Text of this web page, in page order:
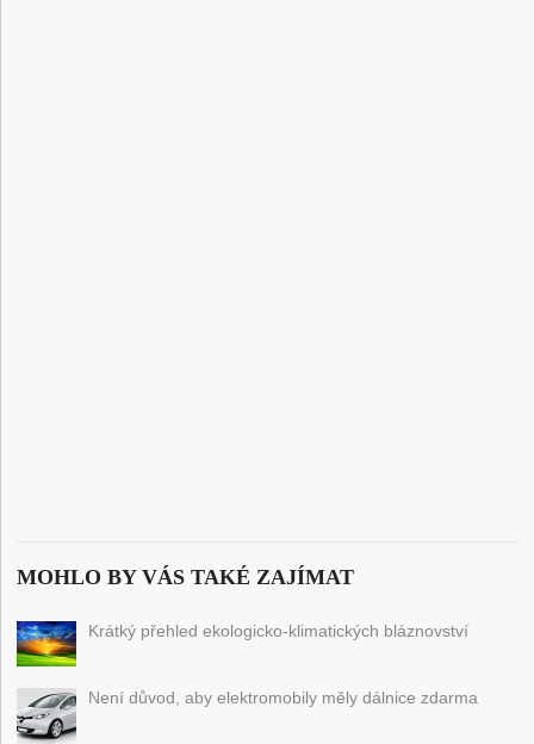
MOHLO BY VÁS TAKÉ ZAJÍMAT
Krátký přehled ekologicko-klimatických bláznovství
Není důvod, aby elektromobily měly dálnice zdarma